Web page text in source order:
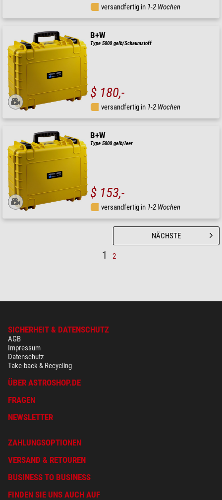
versandfertig in 1-2 Wochen
B+W
Type 5000 gelb/Schaumstoff
$ 180,-
versandfertig in 1-2 Wochen
B+W
Type 5000 gelb/leer
$ 153,-
versandfertig in 1-2 Wochen
1 2
NÄCHSTE
SICHERHEIT & DATENSCHUTZ
AGB
Impressum
Datenschutz
Take-back & Recycling
ÜBER ASTROSHOP.DE
FRAGEN
NEWSLETTER
ZAHLUNGSOPTIONEN
VERSAND & RETOUREN
BUSINESS TO BUSINESS
FINDEN SIE UNS AUCH AUF